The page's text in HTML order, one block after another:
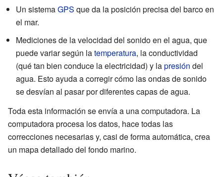
Un sistemaGPS que da la posición precisa del barco en
el mar.
Mediciones de la velocidad del sonido en el agua, que
puede variar según latemperatura, la conductividad
(qué tan bien conduce la electricidad) y lapresión del
agua. Esto ayuda a corregir cómo las ondas de sonido
se desvían al pasar por diferentes capas de agua.
Toda esta información se envía a una computadora. La
computadora procesa los datos, hace todas las
correcciones necesarias y, casi de forma automática, crea
un mapa detallado del fondo marino.